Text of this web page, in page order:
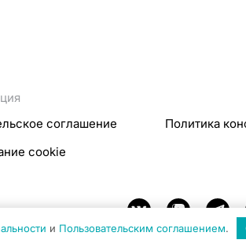
соглашение
Политика
cookie
и Пользовательским соглашением.